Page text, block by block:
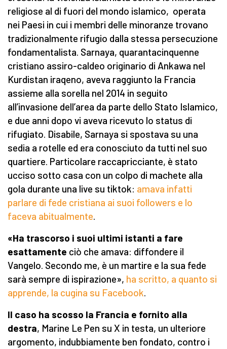
religiose al di fuori del mondo islamico, operata
nei Paesi in cui i membri delle minoranze trovano
tradizionalmente rifugio dalla stessa persecuzione
fondamentalista. Sarnaya, quarantacinquenne
cristiano assiro-caldeo originario di Ankawa nel
Kurdistan iraqeno, aveva raggiunto la Francia
assieme alla sorella nel 2014 in seguito
all’invasione dell’area da parte dello Stato Islamico,
e due anni dopo vi aveva ricevuto lo status di
rifugiato. Disabile, Sarnaya si spostava su una
sedia a rotelle ed era conosciuto da tutti nel suo
quartiere. Particolare raccapricciante, è stato
ucciso sotto casa con un colpo di machete alla
gola durante una live su tiktok: amava infatti
parlare di fede cristiana ai suoi followers e lo
faceva abitualmente.
«Ha trascorso i suoi ultimi istanti a fare
esattamente ciò che amava: diffondere il
Vangelo. Secondo me, è un martire e la sua fede
sarà sempre di ispirazione», ha scritto, a quanto si
apprende, la cugina su Facebook.
Il caso ha scosso la Francia e fornito alla
destra, Marine Le Pen su X in testa, un ulteriore
argomento, indubbiamente ben fondato, contro i